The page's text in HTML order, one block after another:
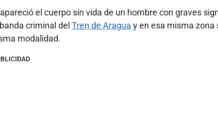
el cuerpo sin vida de un hombre con graves
criminal del Tren de Aragua y en esa misma zona
modalidad.